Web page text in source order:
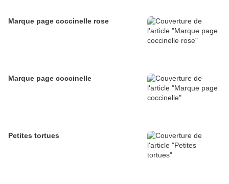
Marque page coccinelle rose
Marque page coccinelle
Petites tortues